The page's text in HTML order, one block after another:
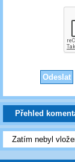
Přehled
Zatím nebyl